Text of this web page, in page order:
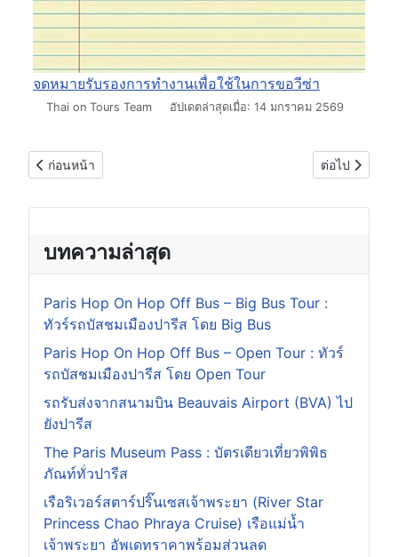
จดหมายรับรองการทำงานเพื่อใช้ในการขอวีซ่า
รายละเอียด
Thai on Tours Team อัปเดตล่าสุดเมื่อ: 14 มกราคม 2569
เนื้อหาก่อนหน้า: กฎ 90/180 วันของวีซ่าเชงเก้นคืออะไร?
ก่อนหน้า เนื้อหาถัดไป:
ต่อไป
บทความล่าสุด
Paris Hop On Hop Off Bus – Big Bus Tour :
ทัวร์รถบัสชมเมืองปารีส โดย Big Bus
Paris Hop On Hop Off Bus – Open Tour : ทัวร์
รถบัสชมเมืองปารีส โดย Open Tour
รถรับส่งจากสนามบิน Beauvais Airport (BVA) ไป
ยังปารีส
The Paris Museum Pass : บัตรเดียวเที่ยวพิพิธ
ภัณท์ทั่วปารีส
เรือริเวอร์สตาร์ปริ๊นเซสเจ้าพระยา (River Star
Princess Chao Phraya Cruise) เรือแม่น้ำ
เจ้าพระยา อัพเดทราคาพร้อมส่วนลด